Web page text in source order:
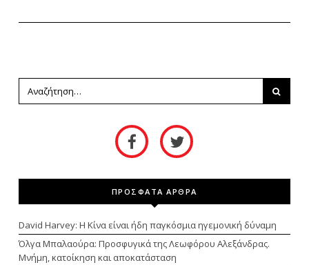
ΠΡΟΣΦΑΤΑ ΑΡΘΡΑ
David Harvey: Η Κίνα είναι ήδη παγκόσμια ηγεμονική δύναμη
Όλγα Μπαλαούρα: Προσφυγικά της Λεωφόρου Αλεξάνδρας.
Μνήμη, κατοίκηση και αποκατάσταση